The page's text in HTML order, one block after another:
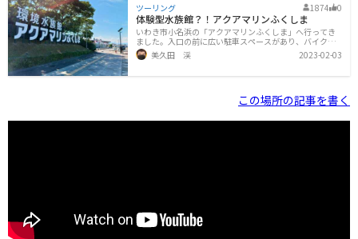
ツーリング 1874 0
体験型水族館？！アクアマリンふくしま
いわき市小名浜の「アクアマリンふくしま」へ行ってき
ました。入口の前に広い駐車スペースがあり、バイクも
停められます。日曜日でしたが、駐車スペースには余裕
がありそうでしたので、マスツーで訪れても問題ないで
は水族館ではなく、庭園のような空間が広がっていま
が出迎えてくれました。ここは2000年に開館したらし
く、もうそれから20年以上経っているわけですが、全館
美久田 渓 2023-02-03
この場所の記事を書く